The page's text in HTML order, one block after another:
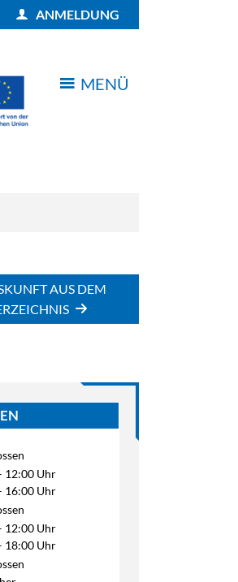
ANMELDUNG
MENÜ
NAVIGATION ÖFFNEN
AUS DEM
12:00 Uhr
16:00 Uhr
12:00 Uhr
18:00 Uhr